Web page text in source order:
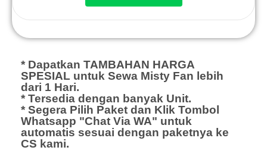
* Dapatkan TAMBAHAN HARGA
SPESIAL untuk Sewa Misty Fan lebih
dari 1 Hari.
* Tersedia dengan banyak Unit.
* Segera Pilih Paket dan Klik Tombol
Whatsapp "Chat Via WA" untuk
automatis sesuai dengan paketnya ke
CS kami.